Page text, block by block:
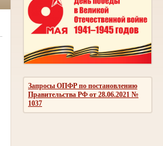
Запросы ОПФР по постановлению
Правительства РФ от 28.06.2021 №
1037